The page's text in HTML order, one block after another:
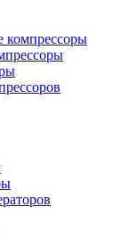
компрессоры